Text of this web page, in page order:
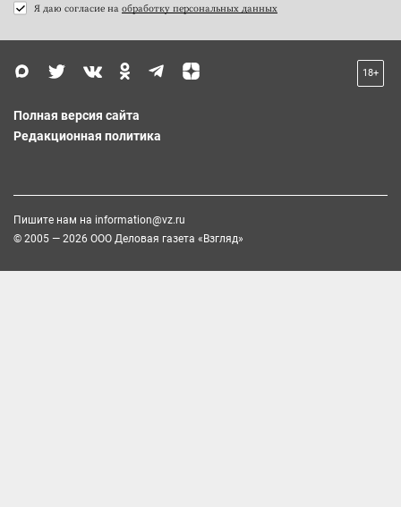
Я даю согласие на обработку персональных данных
18+
Полная версия сайта
Редакционная политика
Пишите нам на information@vz.ru
© 2005 — 2026 ООО Деловая газета «Взгляд»